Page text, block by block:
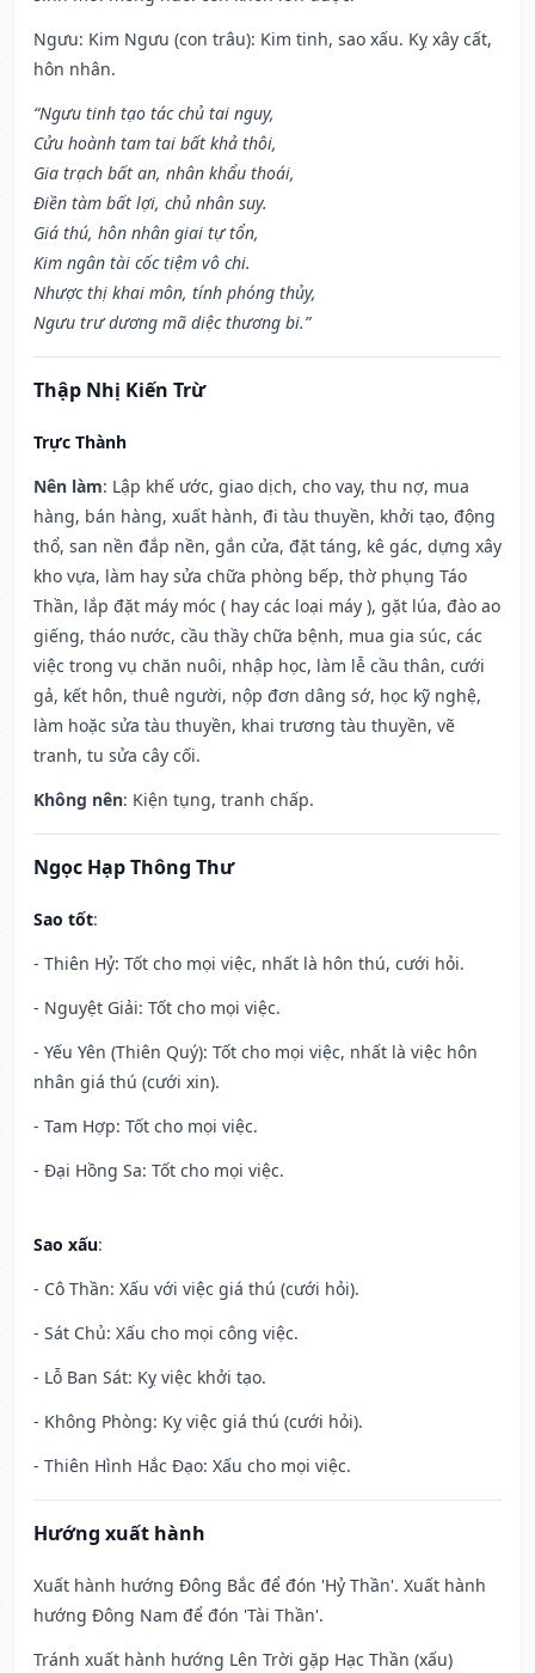
Ngưu: Kim Ngưu (con trâu): Kim tinh, sao xấu. Kỵ xây cất,
hôn nhân.
“Ngưu tinh tạo tác chủ tai nguy,
Cửu hoành tam tai bất khả thôi,
Gia trạch bất an, nhân khẩu thoái,
Điền tàm bất lợi, chủ nhân suy.
Giá thú, hôn nhân giai tự tổn,
Kim ngân tài cốc tiệm vô chi.
Nhược thị khai môn, tính phóng thủy,
Ngưu trư dương mã diệc thương bi.”
Thập Nhị Kiến Trừ
Trực Thành
Nên làm: Lập khế ước, giao dịch, cho vay, thu nợ, mua
hàng, bán hàng, xuất hành, đi tàu thuyền, khởi tạo, động
thổ, san nền đắp nền, gắn cửa, đặt táng, kê gác, dựng xây
kho vựa, làm hay sửa chữa phòng bếp, thờ phụng Táo
Thần, lắp đặt máy móc ( hay các loại máy ), gặt lúa, đào ao
giếng, tháo nước, cầu thầy chữa bệnh, mua gia súc, các
việc trong vụ chăn nuôi, nhập học, làm lễ cầu thân, cưới
gả, kết hôn, thuê người, nộp đơn dâng sớ, học kỹ nghệ,
làm hoặc sửa tàu thuyền, khai trương tàu thuyền, vẽ
tranh, tu sửa cây cối.
Không nên: Kiện tụng, tranh chấp.
Ngọc Hạp Thông Thư
Sao tốt:
- Thiên Hỷ: Tốt cho mọi việc, nhất là hôn thú, cưới hỏi.
- Nguyệt Giải: Tốt cho mọi việc.
- Yếu Yên (Thiên Quý): Tốt cho mọi việc, nhất là việc hôn
nhân giá thú (cưới xin).
- Tam Hợp: Tốt cho mọi việc.
- Đại Hồng Sa: Tốt cho mọi việc.
Sao xấu:
- Cô Thần: Xấu với việc giá thú (cưới hỏi).
- Sát Chủ: Xấu cho mọi công việc.
- Lỗ Ban Sát: Kỵ việc khởi tạo.
- Không Phòng: Kỵ việc giá thú (cưới hỏi).
- Thiên Hình Hắc Đạo: Xấu cho mọi việc.
Hướng xuất hành
Xuất hành hướng Đông Bắc để đón 'Hỷ Thần'. Xuất hành
hướng Đông Nam để đón 'Tài Thần'.
Tránh xuất hành hướng Lên Trời gặp Hạc Thần (xấu)